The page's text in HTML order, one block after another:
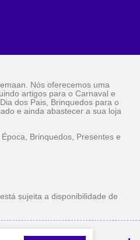
Nós oferecemos uma
artigos para o Carnaval e
dos Pais, Brinquedos para o
e ainda abastecer a sua loja
Brinquedos, Presentes e
sujeita a disponibilidade de